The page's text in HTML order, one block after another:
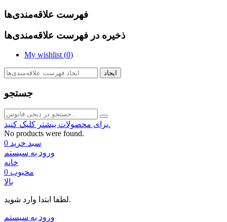
فهرست علاقه‌مندی‌ها
ذخیره در فهرست علاقه‌مندی‌ها
My wishlist (0)
ایجاد
جستجو
برای محصولات بیشتر کلیک کنید.
No products were found.
سبد خرید 0
ورود به سیستم
خانه
محبوب 0
بالا
لطفا ابتدا وارد شوید.
ورود به سیستم